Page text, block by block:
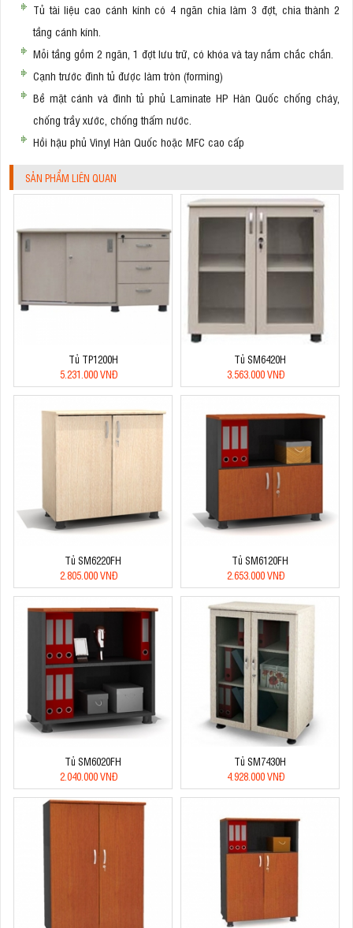
Tủ tài liệu cao cánh kính có 4 ngăn chia làm 3 đợt, chia thành 2
tầng cánh kính.
Mỗi tầng gồm 2 ngăn, 1 đợt lưu trữ, có khóa và tay nắm chắc chắn.
Cạnh trước đình tủ được làm tròn (forming)
Bề mặt cánh và đình tủ phủ Laminate HP Hàn Quốc chống cháy,
chống trầy xước, chống thấm nước.
Hồi hậu phủ Vinyl Hàn Quốc hoặc MFC cao cấp
SẢN PHẨM LIÊN QUAN
Tủ TP1200H
5.231.000 VNĐ
Tủ SM6420H
3.563.000 VNĐ
Tủ SM6220FH
2.805.000 VNĐ
Tủ SM6120FH
2.653.000 VNĐ
Tủ SM6020FH
2.040.000 VNĐ
Tủ SM7430H
4.928.000 VNĐ